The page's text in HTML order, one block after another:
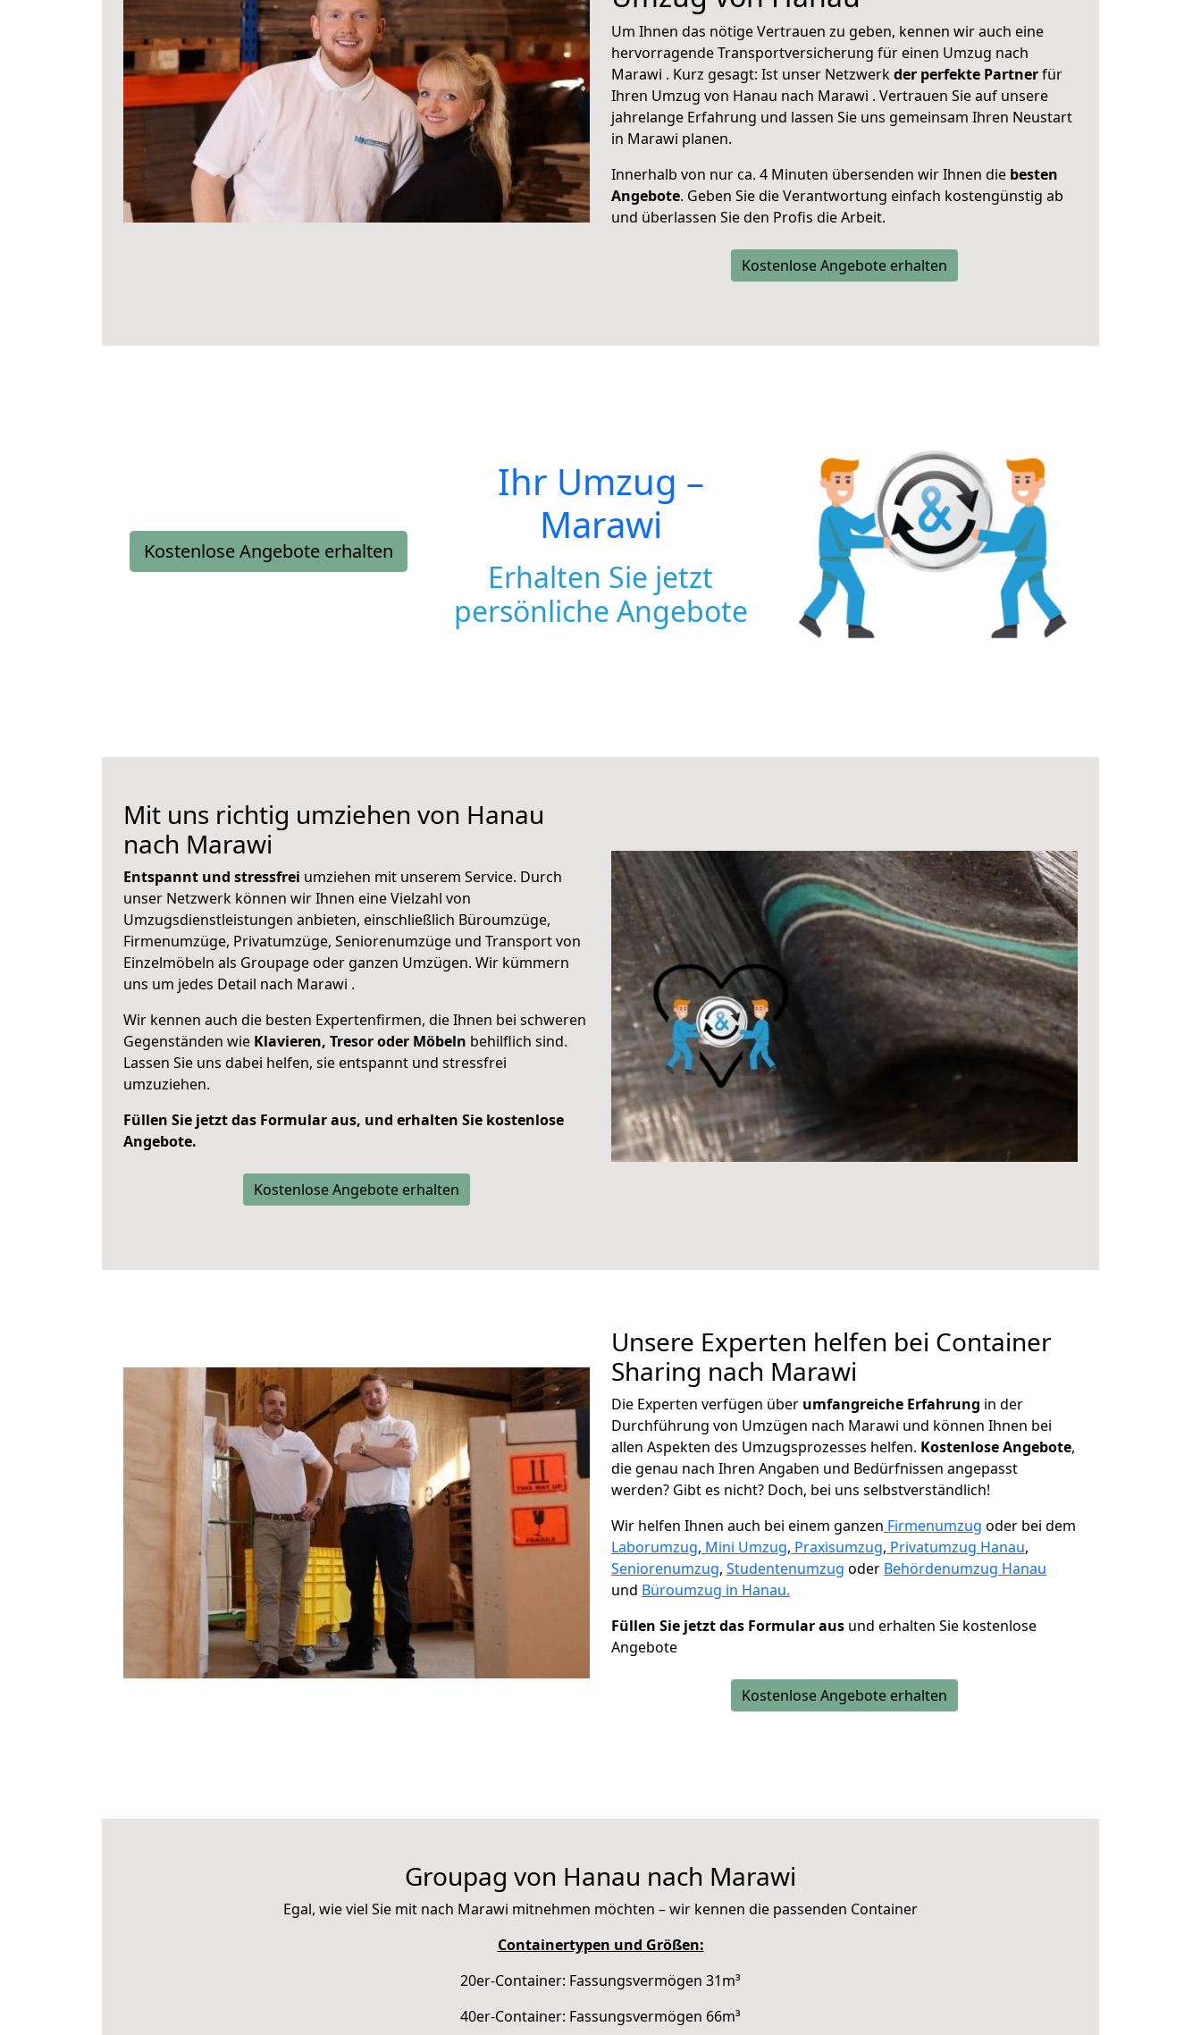
Um Ihnen das nötige Vertrauen zu geben, kennen wir auch eine
hervorragende Transportversicherung für einen Umzug nach
Marawi . Kurz gesagt: Ist unser Netzwerkder perfekte Partnerfür
Ihren Umzug von Hanau nach Marawi . Vertrauen Sie auf unsere
jahrelange Erfahrung und lassen Sie uns gemeinsam Ihren Neustart
in Marawi planen.
Innerhalb von nur ca. 4 Minuten übersenden wir Ihnen die besten
Angebote. Geben Sie die Verantwortung einfach kostengünstig ab
und überlassen Sie den Profis die Arbeit.
Kostenlose Angebote erhalten
Kostenlose Angebote erhalten
Ihr Umzug –
Marawi
Erhalten Sie jetzt
persönliche Angebote
Mit uns richtig umziehen von Hanau
nach Marawi
Entspannt und stressfrei umziehen mit unserem Service. Durch
unser Netzwerk können wir Ihnen eine Vielzahl von
Umzugsdienstleistungen anbieten, einschließlich Büroumzüge,
Firmenumzüge, Privatumzüge, Seniorenumzüge und Transport von
Einzelmöbeln als Groupage oder ganzen Umzügen. Wir kümmern
uns um jedes Detail nach Marawi .
Wir kennen auch die besten Expertenfirmen, die Ihnen bei schweren
Gegenständen wie Klavieren, Tresor oder Möbeln behilflich sind.
Lassen Sie uns dabei helfen, sie entspannt und stressfrei
umzuziehen.
Füllen Sie jetzt das Formular aus, und erhalten Sie kostenlose
Angebote.
Kostenlose Angebote erhalten
Unsere Experten helfen bei Container
Sharing nach Marawi
Die Experten verfügen über umfangreiche Erfahrung in der
Durchführung von Umzügen nach Marawi und können Ihnen bei
allen Aspekten des Umzugsprozesses helfen. Kostenlose Angebote,
die genau nach Ihren Angaben und Bedürfnissen angepasst
werden? Gibt es nicht? Doch, bei uns selbstverständlich!
Wir helfen Ihnen auch bei einem ganzen Firmenumzug oder bei dem
Laborumzug, Mini Umzug, Praxisumzug, Privatumzug Hanau,
Seniorenumzug, Studentenumzug oder Behördenumzug Hanau
und Büroumzug in Hanau.
Füllen Sie jetzt das Formular aus und erhalten Sie kostenlose
Angebote
Kostenlose Angebote erhalten
Groupag von Hanau nach Marawi
Egal, wie viel Sie mit nach Marawi mitnehmen möchten – wir kennen die passenden Container
Containertypen und Größen:
20er-Container: Fassungsvermögen 31m³
40er-Container: Fassungsvermögen 66m³